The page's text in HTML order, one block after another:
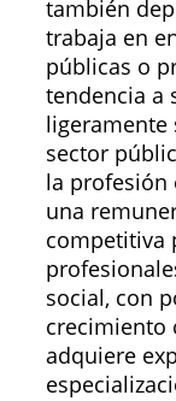
también
trabaja en
públicas o
tendencia a
ligeramente
sector
la profesión
una
competitiva
social, con
crecimiento
adquiere